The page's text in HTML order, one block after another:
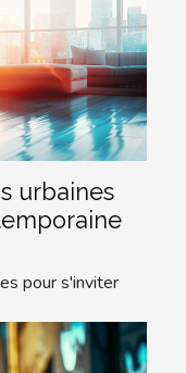
urbaines
pour s'inviter